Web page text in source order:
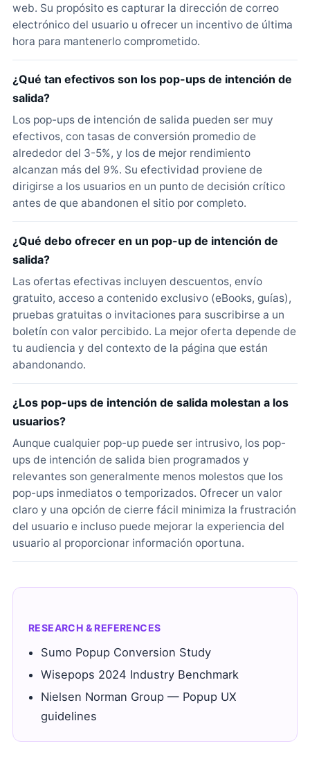
web. Su propósito es capturar la dirección de correo
electrónico del usuario u ofrecer un incentivo de última
hora para mantenerlo comprometido.
¿Qué tan efectivos son los pop-ups de intención de
salida?
Los pop-ups de intención de salida pueden ser muy
efectivos, con tasas de conversión promedio de
alrededor del 3-5%, y los de mejor rendimiento
alcanzan más del 9%. Su efectividad proviene de
dirigirse a los usuarios en un punto de decisión crítico
antes de que abandonen el sitio por completo.
¿Qué debo ofrecer en un pop-up de intención de
salida?
Las ofertas efectivas incluyen descuentos, envío
gratuito, acceso a contenido exclusivo (eBooks, guías),
pruebas gratuitas o invitaciones para suscribirse a un
boletín con valor percibido. La mejor oferta depende de
tu audiencia y del contexto de la página que están
abandonando.
¿Los pop-ups de intención de salida molestan a los
usuarios?
Aunque cualquier pop-up puede ser intrusivo, los pop-
ups de intención de salida bien programados y
relevantes son generalmente menos molestos que los
pop-ups inmediatos o temporizados. Ofrecer un valor
claro y una opción de cierre fácil minimiza la frustración
del usuario e incluso puede mejorar la experiencia del
usuario al proporcionar información oportuna.
RESEARCH & REFERENCES
Sumo Popup Conversion Study
Wisepops 2024 Industry Benchmark
Nielsen Norman Group — Popup UX
guidelines